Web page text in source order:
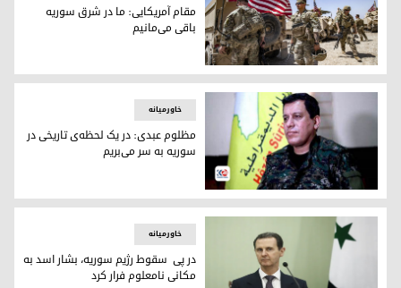
مقام آمریکایی: ما در شرق سوریه باقی می‌‌مانیم
مقام آمریکایی: ما در شرق سوریه
باقی می‌‌مانیم
مظلوم عبدی فرمانده‌ی کل نیروهای سوریه‌ی دموکراتیک سوریه
خاورمیانه
مظلوم عبدی: در یک لحظه‌ی تاریخی در
سوریه به سر می‌بریم
خاورمیانه
در پی سقوط رژیم سوریە، بشار اسد به
مکانی نامعلوم فرار کرد